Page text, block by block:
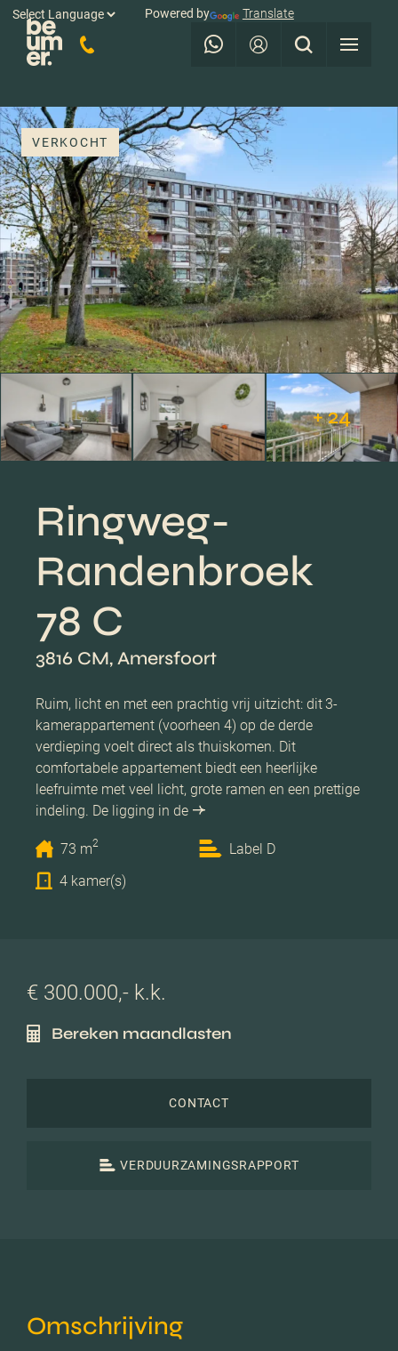
Powered by Translate
VERKOCHT
+ 24
Ringweg-
Randenbroek
78 C
3816 CM, Amersfoort
Ruim, licht en met een prachtig vrij uitzicht: dit 3-
kamerappartement (voorheen 4) op de derde
verdieping voelt direct als thuiskomen. Dit
comfortabele appartement biedt een heerlijke
leefruimte met veel licht, grote ramen en een prettige
indeling. De ligging in de
73 m2
Label D
4 kamer(s)
€ 300.000,- k.k.
Bereken maandlasten
CONTACT
VERDUURZAMINGSRAPPORT
Omschrijving